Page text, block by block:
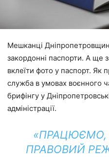
Мешканці
закордонні паспорти. А ще
вклеїти фото у паспорт. Як
служба в умовах воєнного
брифінгу у
адміністрації.
ПРАВОВИЙ